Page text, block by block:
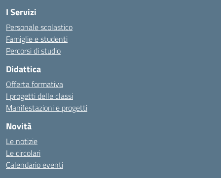
I Servizi
Personale scolastico
Famiglie e studenti
Percorsi di studio
Didattica
Offerta formativa
I progetti delle classi
Manifestazioni e progetti
Novità
Le notizie
Le circolari
Calendario eventi